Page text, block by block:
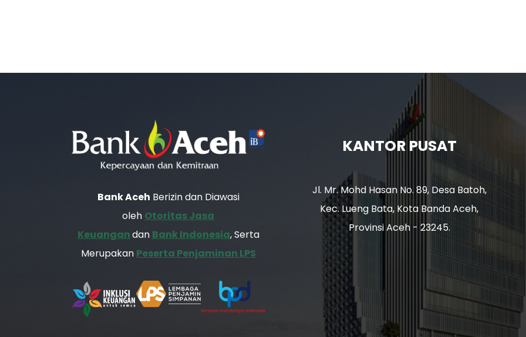
Bank Aceh Berizin dan Diawasi
oleh Otoritas Jasa
Keuangandan Bank Indonesia, Serta
Merupakan Peserta Penjaminan LPS
KANTOR PUSAT
Jl. Mr. Mohd Hasan No. 89, Desa Batoh,
Kec. Lueng Bata, Kota Banda Aceh,
Provinsi Aceh - 23245.